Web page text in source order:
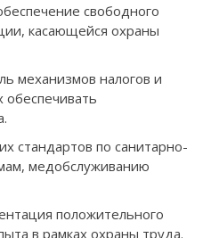
свободного
касающейся охраны
механизмов налогов и
обеспечивать
стандартов по санитарно-
медобслуживанию
положительного
в рамках охраны труда.